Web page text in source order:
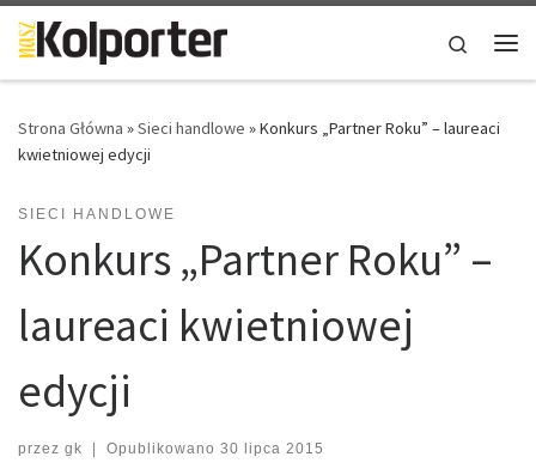
Skip to content
Search
Strona Główna »Sieci handlowe »Konkurs „Partner Roku” – laureaci
kwietniowej edycji
SIECI HANDLOWE
Konkurs „Partner Roku” –
laureaci kwietniowej
edycji
przez gk | Opublikowano 30 lipca 2015